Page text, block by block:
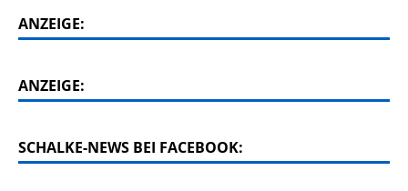
ANZEIGE:
ANZEIGE:
SCHALKE-NEWS BEI FACEBOOK: